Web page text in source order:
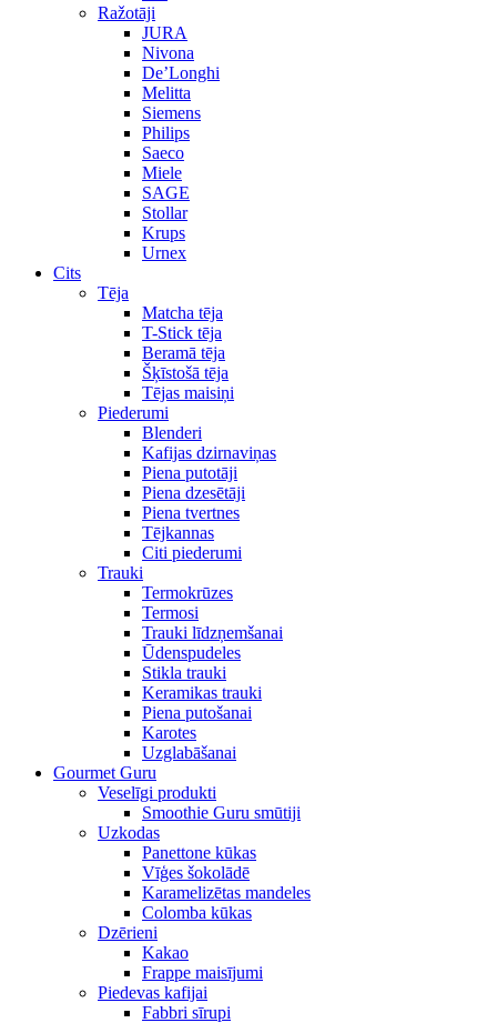
Ražotāji
JURA
Nivona
De’Longhi
Melitta
Siemens
Philips
Saeco
Miele
SAGE
Stollar
Krups
Urnex
Cits
Tēja
Matcha tēja
T-Stick tēja
Beramā tēja
Šķīstošā tēja
Tējas maisiņi
Piederumi
Blenderi
Kafijas dzirnaviņas
Piena putotāji
Piena dzesētāji
Piena tvertnes
Tējkannas
Citi piederumi
Trauki
Termokrūzes
Termosi
Trauki līdzņemšanai
Ūdenspudeles
Stikla trauki
Keramikas trauki
Piena putošanai
Karotes
Uzglabāšanai
Gourmet Guru
Veselīgi produkti
Smoothie Guru smūtiji
Uzkodas
Panettone kūkas
Vīģes šokolādē
Karamelizētas mandeles
Colomba kūkas
Dzērieni
Kakao
Frappe maisījumi
Piedevas kafijai
Fabbri sīrupi